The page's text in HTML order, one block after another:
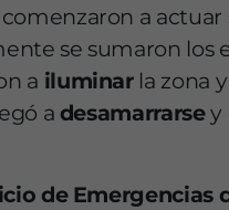
a
se sumaron los
a iluminarla zona
a desamarrarsey
de Emergencias